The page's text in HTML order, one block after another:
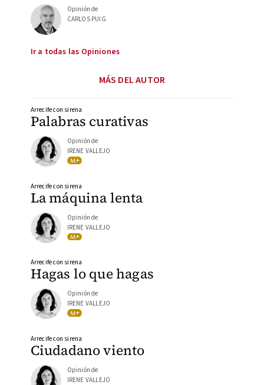
Opinión de
CARLOS PUIG
Ir a todas las Opiniones
MÁS DEL AUTOR
Palabras curativas
Arrecife con sirena
Opinión de
IRENE VALLEJO
La máquina lenta
Arrecife con sirena
Opinión de
IRENE VALLEJO
Hagas lo que hagas
Arrecife con sirena
Opinión de
IRENE VALLEJO
Ciudadano viento
Arrecife con sirena
Opinión de
IRENE VALLEJO